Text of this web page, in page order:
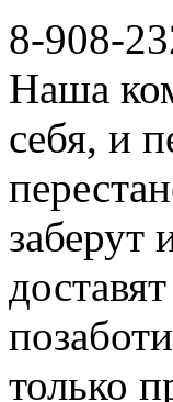
8-908-
Наша
себя, и
заберут
только